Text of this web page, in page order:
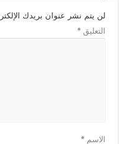
لن يتم نشر عنوان بريدك
التعليق*
الاسم*